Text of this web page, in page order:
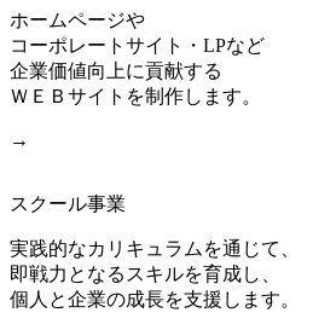
ホームページや
コーポレートサイト・LPなど
企業価値向上に貢献する
ＷＥＢサイトを制作します。
→
スクール事業
実践的なカリキュラムを通じて、
即戦力となるスキルを育成し、
個人と企業の成長を支援します。